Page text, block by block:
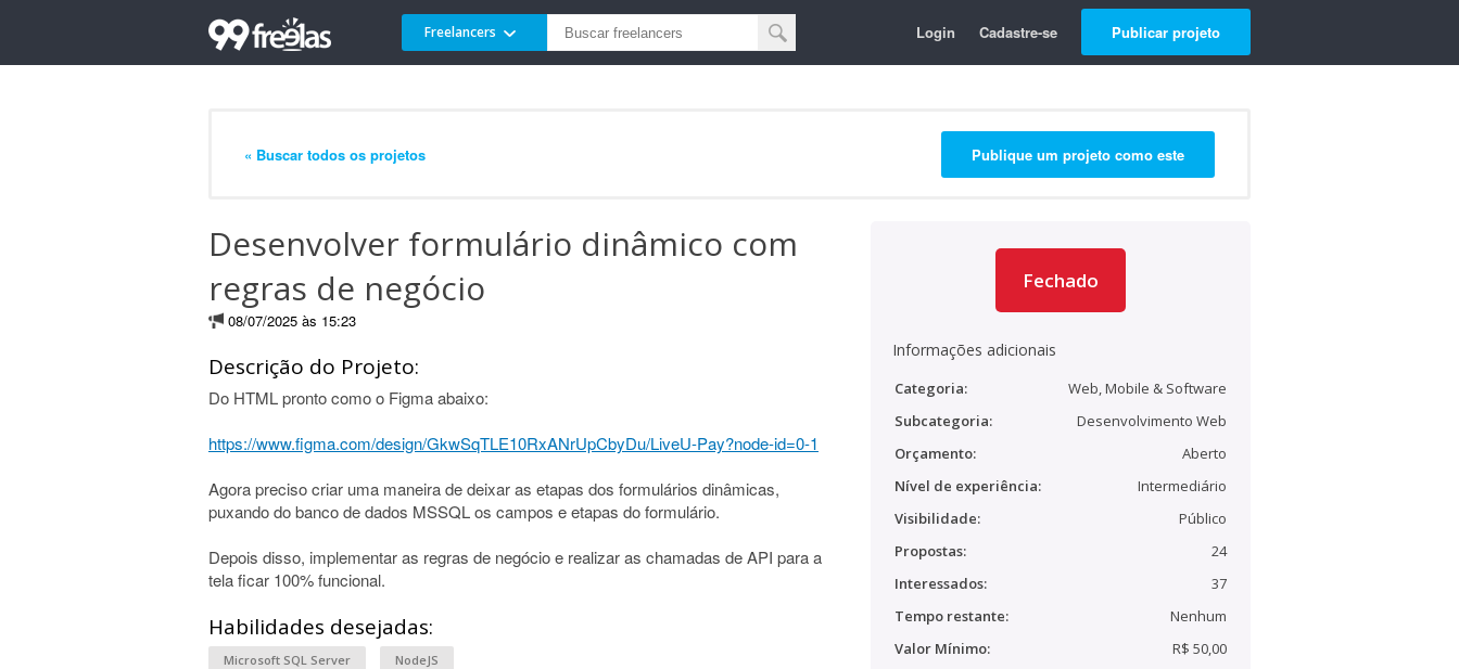
Freelancers Login Cadastre-se Publicar projeto
« Buscar todos os projetos Publique um projeto como este
Desenvolver formulário dinâmico com
regras de negócio
08/07/2025 às 15:23
Descrição do Projeto:
Do HTML pronto como o Figma abaixo:
https://www.figma.com/design/GkwSqTLE10RxANrUpCbyDu/LiveU-Pay?node-id=0-1
Agora preciso criar uma maneira de deixar as etapas dos formulários dinâmicas,
puxando do banco de dados MSSQL os campos e etapas do formulário.
Depois disso, implementar as regras de negócio e realizar as chamadas de API para a
tela ficar 100% funcional.
Habilidades desejadas:
Microsoft SQL Server NodeJS
Fechado
Informações adicionais
Categoria:
Web, Mobile & Software
Subcategoria:
Desenvolvimento Web
Orçamento:
Aberto
Nível de experiência:
Intermediário
Visibilidade:
Público
Propostas:
24
Interessados:
37
Tempo restante:
Nenhum
Valor Mínimo:
R$ 50,00